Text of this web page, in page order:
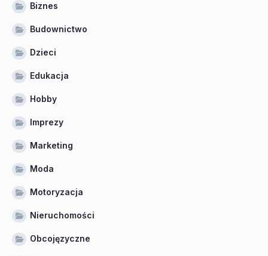
Biznes
Budownictwo
Dzieci
Edukacja
Hobby
Imprezy
Marketing
Moda
Motoryzacja
Nieruchomości
Obcojęzyczne